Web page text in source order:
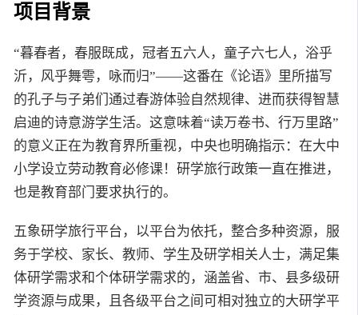
项目背景
“暮春者，春服既成，冠者五六人，童子六七人，浴乎
沂，风乎舞雩，咏而归”——这番在《论语》里所描写
的孔子与子弟们通过春游体验自然规律、进而获得智慧
启迪的诗意游学生活。这意味着“读万卷书、行万里路”
的意义正在为教育界所重视，中央也明确指示：在大中
小学设立劳动教育必修课！研学旅行政策一直在推进，
也是教育部门要求执行的。
五象研学旅行平台，以平台为依托，整合多种资源，服
务于学校、家长、教师、学生及研学相关人士，满足集
体研学需求和个体研学需求的，涵盖省、市、县多级研
学资源与成果，且各级平台之间可相对独立的大研学平